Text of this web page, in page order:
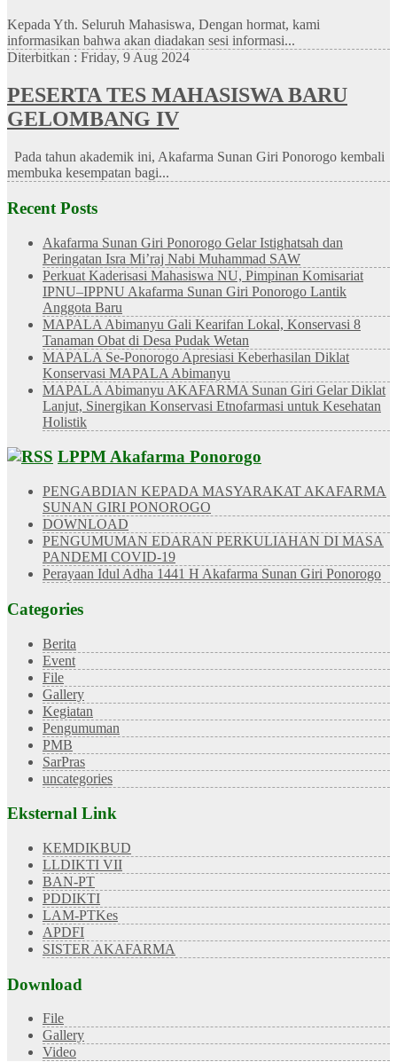
Kepada Yth. Seluruh Mahasiswa, Dengan hormat, kami
informasikan bahwa akan diadakan sesi informasi...
Diterbitkan : Friday, 9 Aug 2024
PESERTA TES MAHASISWA BARU
GELOMBANG IV
Pada tahun akademik ini, Akafarma Sunan Giri Ponorogo kembali
membuka kesempatan bagi...
Recent Posts
Akafarma Sunan Giri Ponorogo Gelar Istighatsah dan
Peringatan Isra Mi’raj Nabi Muhammad SAW
Perkuat Kaderisasi Mahasiswa NU, Pimpinan Komisariat
IPNU–IPPNU Akafarma Sunan Giri Ponorogo Lantik
Anggota Baru
MAPALA Abimanyu Gali Kearifan Lokal, Konservasi 8
Tanaman Obat di Desa Pudak Wetan
MAPALA Se-Ponorogo Apresiasi Keberhasilan Diklat
Konservasi MAPALA Abimanyu
MAPALA Abimanyu AKAFARMA Sunan Giri Gelar Diklat
Lanjut, Sinergikan Konservasi Etnofarmasi untuk Kesehatan
Holistik
LPPM Akafarma Ponorogo
PENGABDIAN KEPADA MASYARAKAT AKAFARMA
SUNAN GIRI PONOROGO
DOWNLOAD
PENGUMUMAN EDARAN PERKULIAHAN DI MASA
PANDEMI COVID-19
Perayaan Idul Adha 1441 H Akafarma Sunan Giri Ponorogo
Categories
Berita
Event
File
Gallery
Kegiatan
Pengumuman
PMB
SarPras
uncategories
Eksternal Link
KEMDIKBUD
LLDIKTI VII
BAN-PT
PDDIKTI
LAM-PTKes
APDFI
SISTER AKAFARMA
Download
File
Gallery
Video